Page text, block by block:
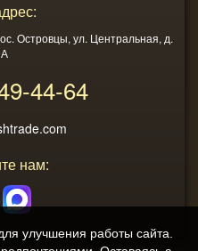
Островцы, ул. Центральная, д.
44-64
нам:
улучшения работы сайта.